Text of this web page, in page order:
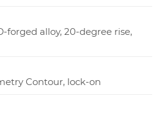
forged alloy, 20-degree rise,
Contour, lock-on